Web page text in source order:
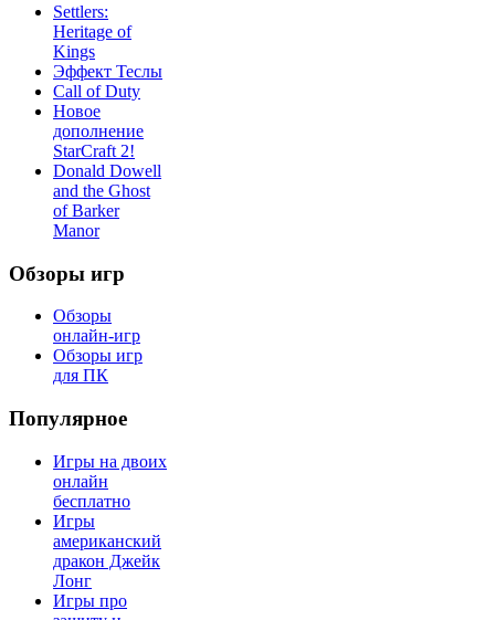
Settlers:
Heritage of
Kings
Эффект Теслы
Call of Duty
Новое
дополнение
StarCraft 2!
Donald Dowell
and the Ghost
of Barker
Manor
Обзоры игр
Обзоры
онлайн-игр
Обзоры игр
для ПК
Популярное
Игры на двоих
онлайн
бесплатно
Игры
американский
дракон Джейк
Лонг
Игры про